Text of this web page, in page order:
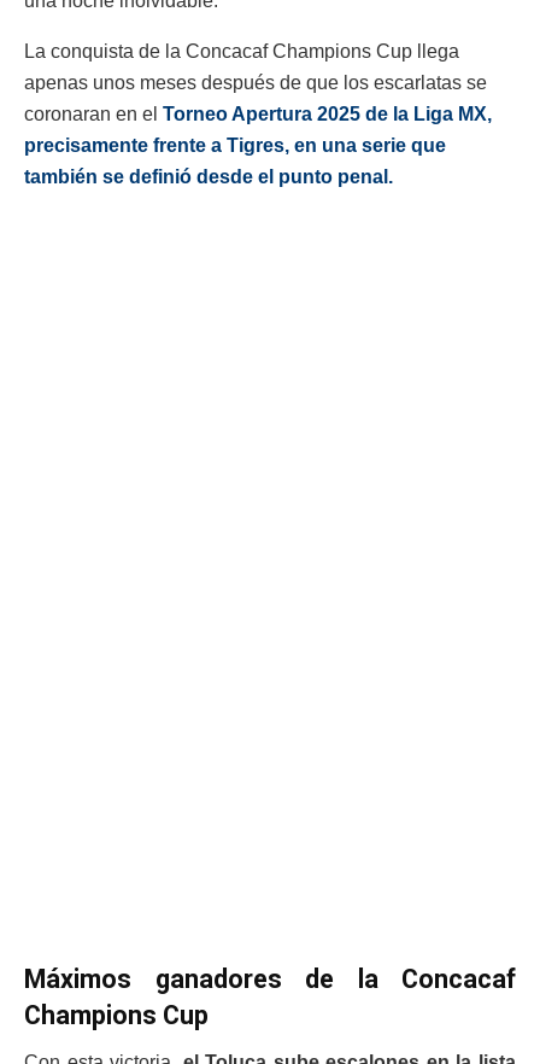
La conquista de la Concacaf Champions Cup llega
apenas unos meses después de que los escarlatas se
coronaran en el Torneo Apertura 2025 de la Liga MX,
precisamente frente a Tigres, en una serie que
también se definió desde el punto penal.
Máximos ganadores de la Concacaf
Champions Cup